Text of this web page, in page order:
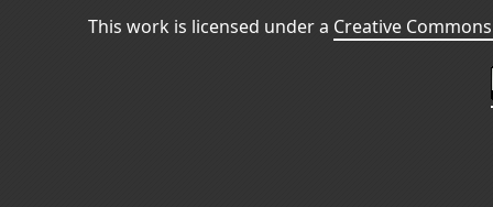
This work is licensed under a Creative